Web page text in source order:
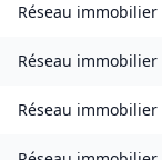
Réseau immobilier
Réseau immobilier
Réseau immobilier